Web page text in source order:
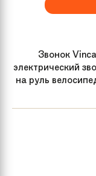
Звонок
электрический
на руль